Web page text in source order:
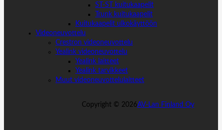
ST-ST kuitukaapelit
Trunk kuitukaapelit
Kuitukaapelit ulkokäyttöön
Videoneuvottelu
Crestron videoneuvottelu
Yealink videoneuvottelu
Yealink laitteet
Yealink tarvikkeet
Muut videoneuvottelulaitteet
Copyright © 2026AV-Lan Finland Oy